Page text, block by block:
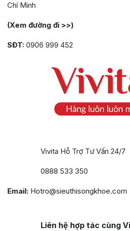
Chí Minh
(Xem đường đi >>)
SĐT: 0906 999 452
Vivita Hỗ Trợ Tư Vấn 24/7
0888 533 350
Email: Hotro@sieuthisongkhoe.com
Liên hệ hợp tác cùng